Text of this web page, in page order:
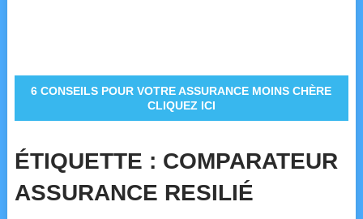
6 CONSEILS POUR VOTRE ASSURANCE MOINS CHÈRE
CLIQUEZ ICI
ÉTIQUETTE : COMPARATEUR
ASSURANCE RESILIÉ